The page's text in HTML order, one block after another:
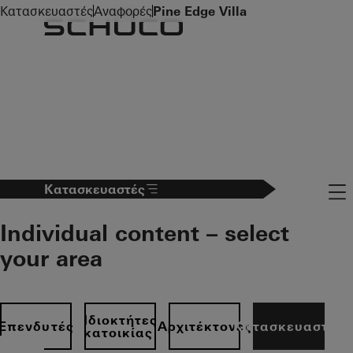
To the main content
Κατασκευαστές
Individual content – select
your area
Ιδιοκτήτες
κατοικίας ΑρχιτέκτονεςΚατασκευαστές
ΚατασκευαστέςΑναφορέςPine Edge Villa